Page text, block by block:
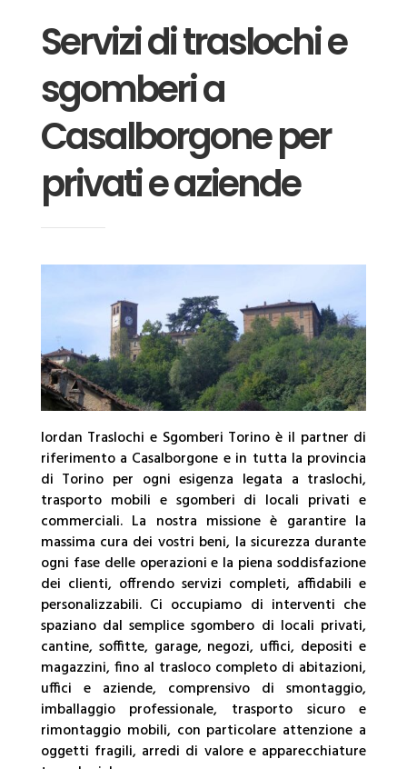
Servizi di traslochi e
sgomberi a
Casalborgoneper
privati e aziende
Iordan Traslochi e Sgomberi Torino è il partner di
riferimento a Casalborgone e in tutta la provincia
di Torino per ogni esigenza legata a traslochi,
trasporto mobili e sgomberi di locali privati e
commerciali. La nostra missione è garantire la
massima cura dei vostri beni, la sicurezza durante
ogni fase delle operazioni e la piena soddisfazione
dei clienti, offrendo servizi completi, affidabili e
personalizzabili. Ci occupiamo di interventi che
spaziano dal semplice sgombero di locali privati,
cantine, soffitte, garage, negozi, uffici, depositi e
magazzini, fino al trasloco completo di abitazioni,
uffici e aziende, comprensivo di smontaggio,
imballaggio professionale, trasporto sicuro e
rimontaggio mobili, con particolare attenzione a
oggetti fragili, arredi di valore e apparecchiature